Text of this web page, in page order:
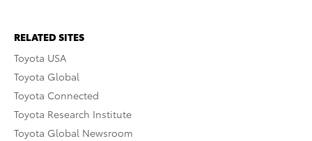
RELATED SITES
Toyota USA
Toyota Global
Toyota Connected
Toyota Research Institute
Toyota Global Newsroom